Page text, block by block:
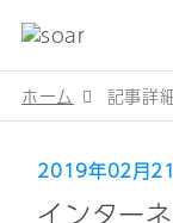
ホーム 記事詳
2019年02月
インター